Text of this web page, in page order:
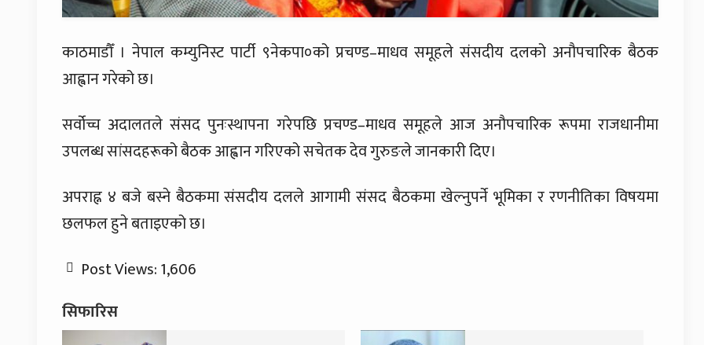
काठमाडौँ । नेपाल कम्युनिस्ट पार्टी ९नेकपा०को प्रचण्ड–माधव समूहले संसदीय दलको अनौपचारिक बैठक
आह्वान गरेको छ।
सर्वोच्च अदालतले संसद पुनःस्थापना गरेपछि प्रचण्ड–माधव समूहले आज अनौपचारिक रूपमा राजधानीमा
उपलब्ध सांसदहरूको बैठक आह्वान गरिएको सचेतक देव गुरुङले जानकारी दिए।
अपराह्न ४ बजे बस्ने बैठकमा संसदीय दलले आगामी संसद बैठकमा खेल्नुपर्ने भूमिका र रणनीतिका विषयमा
छलफल हुने बताइएको छ।
Post Views:1,606
सिफारिस